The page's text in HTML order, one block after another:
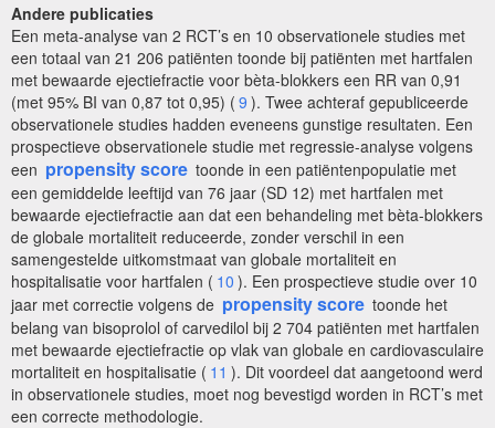
Andere publicaties
Een meta-analyse van 2 RCT’s en 10 observationele studies met
een totaal van 21 206 patiënten toonde bij patiënten met hartfalen
met bewaarde ejectiefractie voor bèta-blokkers een RR van 0,91
(met 95% BI van 0,87 tot 0,95) ( 9 ). Twee achteraf gepubliceerde
observationele studies hadden eveneens gunstige resultaten. Een
prospectieve observationele studie met regressie-analyse volgens
een propensity score toonde in een patiëntenpopulatie met
een gemiddelde leeftijd van 76 jaar (SD 12) met hartfalen met
bewaarde ejectiefractie aan dat een behandeling met bèta-blokkers
de globale mortaliteit reduceerde, zonder verschil in een
samengestelde uitkomstmaat van globale mortaliteit en
hospitalisatie voor hartfalen ( 10 ). Een prospectieve studie over 10
jaar met correctie volgens de propensity score toonde het
belang van bisoprolol of carvedilol bij 2 704 patiënten met hartfalen
met bewaarde ejectiefractie op vlak van globale en cardiovasculaire
mortaliteit en hospitalisatie ( 11 ). Dit voordeel dat aangetoond werd
in observationele studies, moet nog bevestigd worden in RCT’s met
een correcte methodologie.